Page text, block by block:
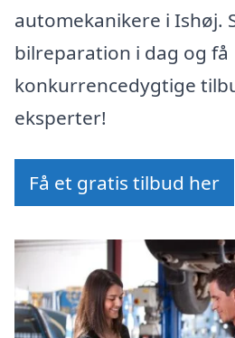
automekanikere i Ishøj.
bilreparation i dag og få
konkurrencedygtige
eksperter!
Få et gratis tilbud her